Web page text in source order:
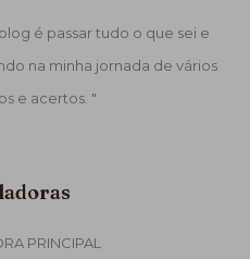
é passar tudo o que sei e
na minha jornada de vários
e acertos. "
PRINCIPAL